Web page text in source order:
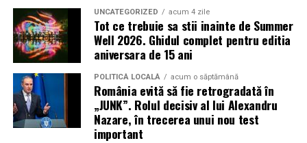
UNCATEGORIZED acum 4 zile
Tot ce trebuie sa stii inainte de Summer
Well 2026. Ghidul complet pentru editia
aniversara de 15 ani
POLITICĂ LOCALĂ acum o săptămână
România evită să fie retrogradată în
„JUNK”. Rolul decisiv al lui Alexandru
Nazare, în trecerea unui nou test
important